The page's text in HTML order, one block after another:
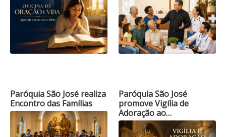
Paróquia São José realiza
Encontro das Famílias
Paróquia São José
promove Vigília de
Adoração ao…